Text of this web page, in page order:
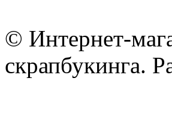
© Интернет-
скрапбукинга.